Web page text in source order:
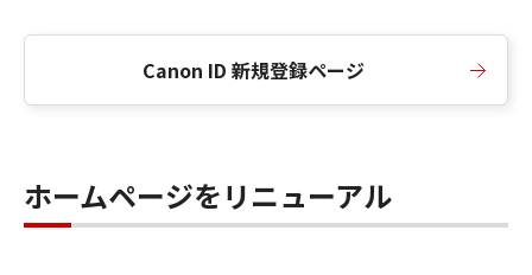
Canon ID 新規登録ページ
ホームページをリニューアル